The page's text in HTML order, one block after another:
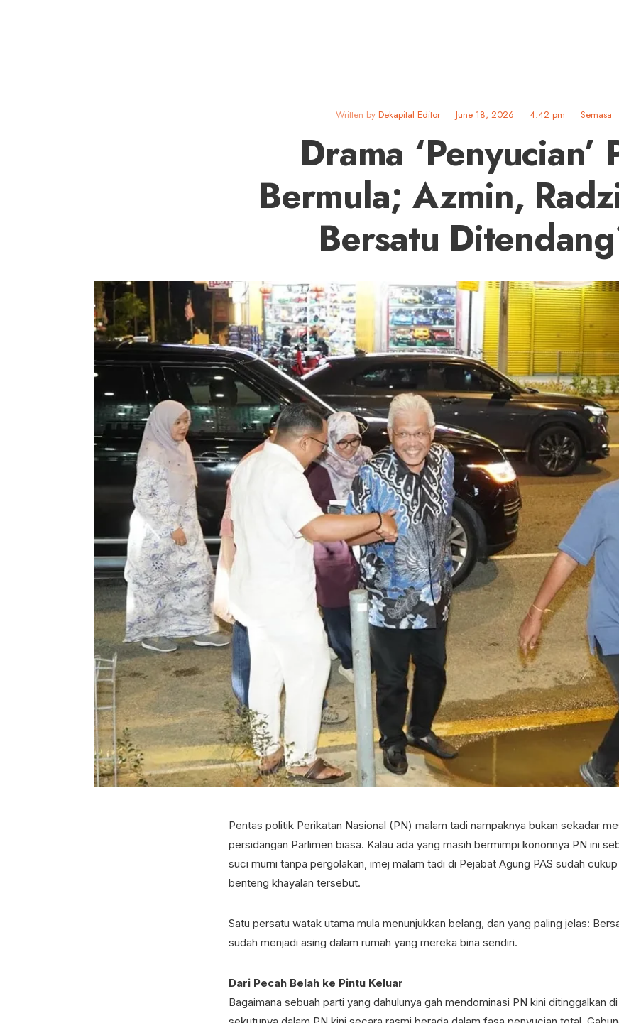
Written by Dekapital Editor • June 18, 2026 • 4:42 pm • Semasa •
Drama ‘Penyucian’
Bermula; Azmin,
Bersatu
Pentas politik Perikatan Nasional (PN) malam tadi nampaknya bukan sekadar
persidangan Parlimen biasa. Kalau ada yang masih bermimpi kononnya PN ini
suci murni tanpa pergolakan, imej malam tadi di Pejabat Agung PAS sudah
benteng khayalan tersebut.
Satu persatu watak utama mula menunjukkan belang, dan yang paling jelas:
sudah menjadi asing dalam rumah yang mereka bina sendiri.
Dari Pecah Belah ke Pintu Keluar
Bagaimana sebuah parti yang dahulunya gah mendominasi PN kini ditinggalkan